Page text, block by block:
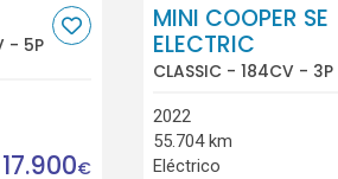
- 5P
17.900€
MINI COOPER SE
ELECTRIC
CLASSIC - 184CV - 3P
2022
55.704 km
Eléctrico